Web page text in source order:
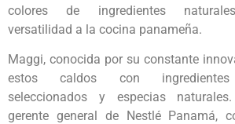
colores de ingredientes
versatilidad a la cocina panameña.
Maggi, conocida por su constante
estos caldos con ingredientes
seleccionados y especias
gerente general de Nestlé Panamá,